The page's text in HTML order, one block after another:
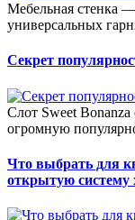
Мебельная стенка
универсальных
Секрет
Слот Sweet Bonanza
огромную
Что выбрать для
открытую систему